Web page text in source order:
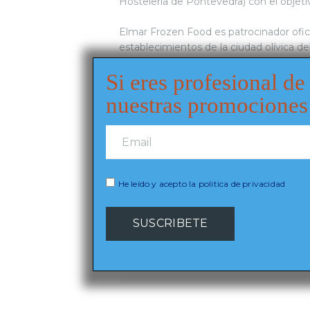
Elmar Frozen Food es patrocinador
establecimientos de la ciudad olívica
Mas información en:https://www.xn--
CATEGORIES:
RELATED POSTS
Elmar Frozen Food en
Si eres profesional
nuestras promociones
He leído y acepto la politica de privacidad